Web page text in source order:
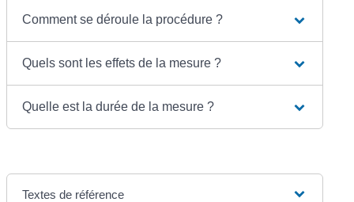
Comment se déroule la procédure ?
Quels sont les effets de la mesure ?
Quelle est la durée de la mesure ?
Textes de référence